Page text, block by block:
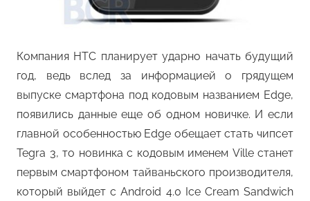
Компания HTC планирует ударно начать будущий
год, ведь вслед за информацией о грядущем
выпуске смартфона под кодовым названием Edge,
появились данные еще об одном новичке. И если
главной особенностью Edge обещает стать чипсет
Tegra 3, то новинка с кодовым именем Ville станет
первым смартфоном тайваньского производителя,
который выйдет с Android 4.0 Ice Cream Sandwich